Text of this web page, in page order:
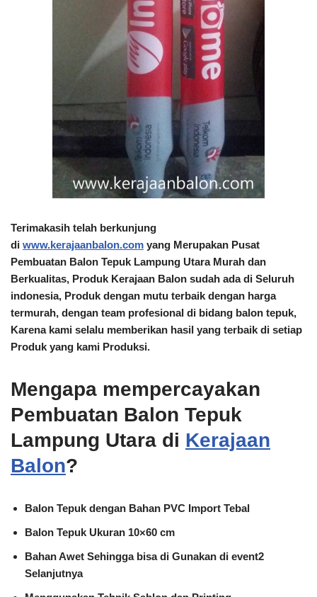
Terimakasih telah berkunjung
di www.kerajaanbalon.com yang Merupakan Pusat
Pembuatan Balon Tepuk Lampung Utara Murah dan
Berkualitas, Produk Kerajaan Balon sudah ada di Seluruh
indonesia, Produk dengan mutu terbaik dengan harga
termurah, dengan team profesional di bidang balon tepuk,
Karena kami selalu memberikan hasil yang terbaik di setiap
Produk yang kami Produksi.
Mengapa mempercayakan
Pembuatan Balon Tepuk
Lampung Utara di Kerajaan
Balon?
Balon Tepuk dengan Bahan PVC Import Tebal
Balon Tepuk Ukuran 10×60 cm
Bahan Awet Sehingga bisa di Gunakan di event2
Selanjutnya